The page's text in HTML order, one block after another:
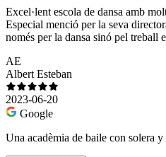
Excel·lent escola de dansa amb
Especial menció per la seva
només per la dansa sinó pel treball
AE
Albert Esteban
2023-06-20
Google
Una acadèmia de baile con solera